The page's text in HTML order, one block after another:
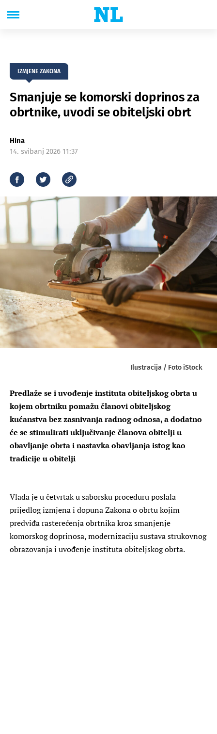
IZMJENE ZAKONA
Smanjuje se komorski doprinos za
obrtnike, uvodi se obiteljski obrt
Hina
14. svibanj 2026 11:37
Ilustracija / Foto iStock
Predlaže se i uvođenje instituta obiteljskog obrta u
kojem obrtniku pomažu članovi obiteljskog
kućanstva bez zasnivanja radnog odnosa, a dodatno
će se stimulirati uključivanje članova obitelji u
obavljanje obrta i nastavka obavljanja istog kao
tradicije u obitelji
Vlada je u četvrtak u saborsku proceduru poslala
prijedlog izmjena i dopuna Zakona o obrtu kojim
predviđa rasterećenja obrtnika kroz smanjenje
komorskog doprinosa, modernizaciju sustava strukovnog
obrazovanja i uvođenje instituta obiteljskog obrta.